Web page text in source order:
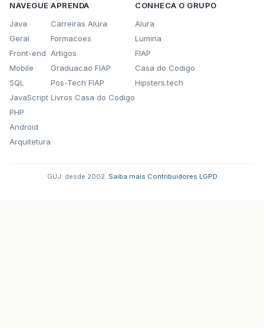
NAVEGUE
Java
Geral
Front-end
Mobile
SQL
JavaScript
PHP
Android
Arquitetura
APRENDA
Carreiras Alura
Formacoes
Artigos
Graduacao FIAP
Pos-Tech FIAP
Livros Casa do Codigo
CONHECA O GRUPO
Alura
Lumina
FIAP
Casa do Codigo
Hipsters.tech
GUJ: desde 2002. Saiba mais Contribuidores LGPD